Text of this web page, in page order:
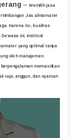
– Memilih jasa
Jas almamater
Karena itu, kualitas
ini, institusi
yang optimal tanpa
oleh manajemen
memastikan
rapi, anggun, dan nyaman